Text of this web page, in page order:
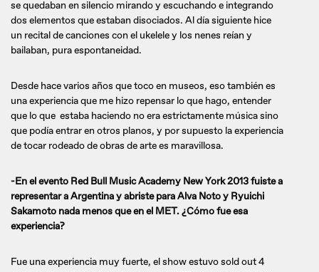
se quedaban en silencio mirando y escuchando e integrando
dos elementos que estaban disociados. Al día siguiente hice
un recital de canciones con el ukelele y los nenes reían y
bailaban, pura espontaneidad.
Desde hace varios años que toco en museos, eso también es
una experiencia que me hizo repensar lo que hago, entender
que lo que estaba haciendo no era estrictamente música sino
que podía entrar en otros planos, y por supuesto la experiencia
de tocar rodeado de obras de arte es maravillosa.
-En el evento Red Bull Music Academy New York 2013 fuiste a
representar a Argentina y abriste para Alva Noto y Ryuichi
Sakamoto nada menos que en el MET. ¿Cómo fue esa
experiencia?
Fue una experiencia muy fuerte, el show estuvo sold out 4